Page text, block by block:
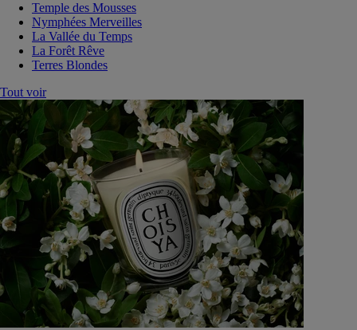
Temple des Mousses
Nymphées Merveilles
La Vallée du Temps
La Forêt Rêve
Terres Blondes
Tout voir